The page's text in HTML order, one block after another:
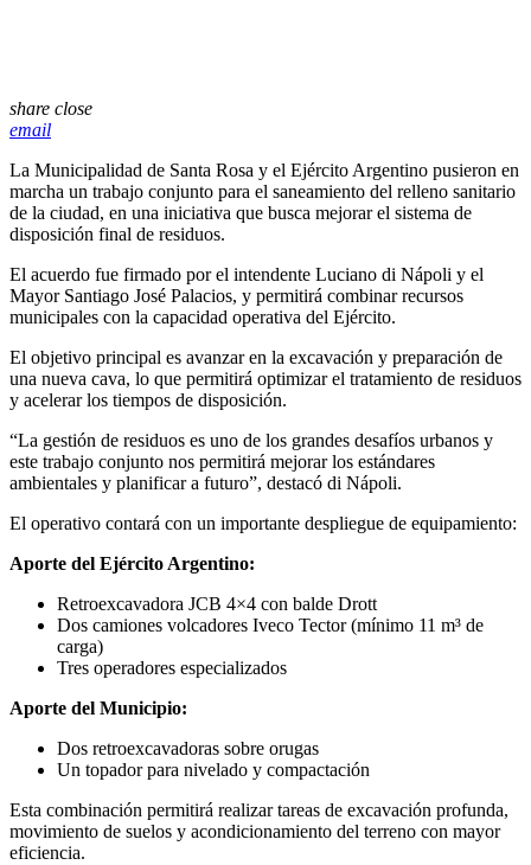
share close
email
La Municipalidad de Santa Rosa y el Ejército Argentino pusieron en
marcha un trabajo conjunto para el saneamiento del relleno sanitario
de la ciudad, en una iniciativa que busca mejorar el sistema de
disposición final de residuos.
El acuerdo fue firmado por el intendente Luciano di Nápoli y el
Mayor Santiago José Palacios, y permitirá combinar recursos
municipales con la capacidad operativa del Ejército.
El objetivo principal es avanzar en la excavación y preparación de
una nueva cava, lo que permitirá optimizar el tratamiento de residuos
y acelerar los tiempos de disposición.
“La gestión de residuos es uno de los grandes desafíos urbanos y
este trabajo conjunto nos permitirá mejorar los estándares
ambientales y planificar a futuro”, destacó di Nápoli.
El operativo contará con un importante despliegue de equipamiento:
Aporte del Ejército Argentino:
Retroexcavadora JCB 4×4 con balde Drott
Dos camiones volcadores Iveco Tector (mínimo 11 m³ de
carga)
Tres operadores especializados
Aporte del Municipio:
Dos retroexcavadoras sobre orugas
Un topador para nivelado y compactación
Esta combinación permitirá realizar tareas de excavación profunda,
movimiento de suelos y acondicionamiento del terreno con mayor
eficiencia.